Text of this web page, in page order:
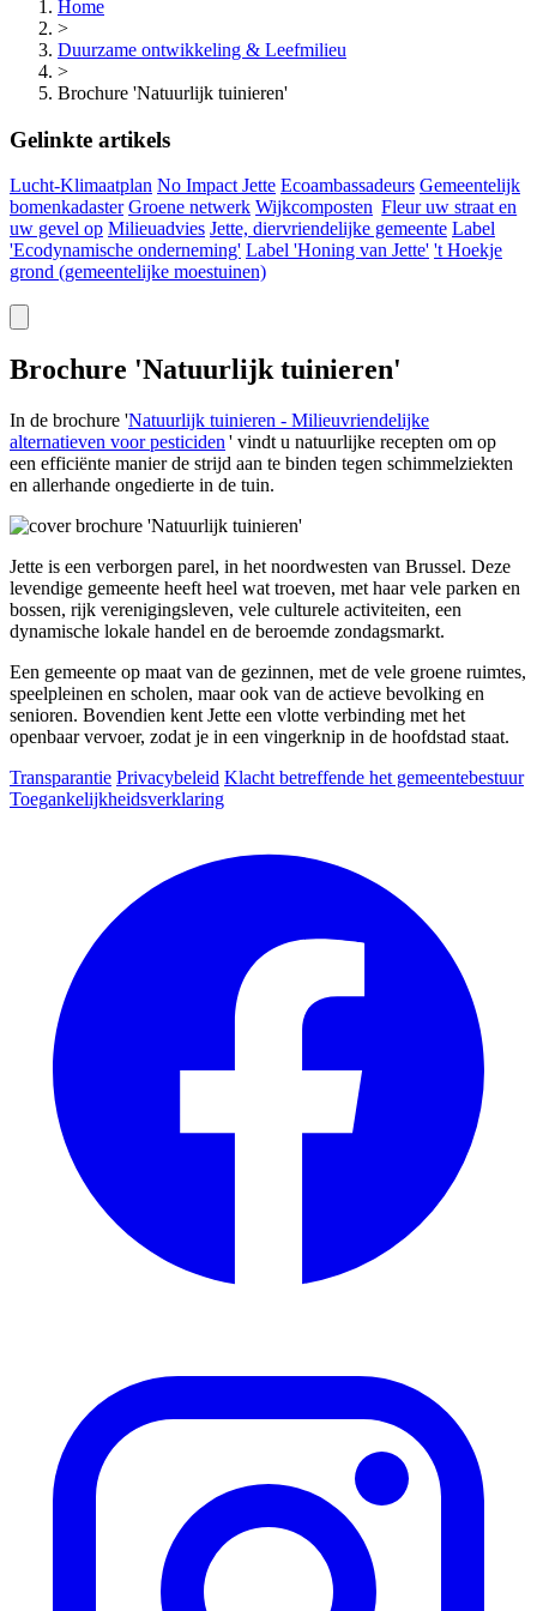
Home
>
Duurzame ontwikkeling & Leefmilieu
>
Brochure 'Natuurlijk tuinieren'
Gelinkte artikels
Lucht-Klimaatplan No Impact Jette Ecoambassadeurs Gemeentelijk
bomenkadaster Groene netwerk Wijkcomposten Fleur uw straat en
uw gevel op Milieuadvies Jette, diervriendelijke gemeente Label
'Ecodynamische onderneming' Label 'Honing van Jette' 't Hoekje
grond (gemeentelijke moestuinen)
Brochure 'Natuurlijk tuinieren'
In de brochure 'Natuurlijk tuinieren - Milieuvriendelijke
alternatieven voorpesticiden ' vindt u natuurlijke recepten om op
een efficiënte manier de strijd aan te binden tegen schimmelziekten
en allerhande ongedierte in de tuin.
Image
Jette is een verborgen parel, in het noordwesten van Brussel. Deze
levendige gemeente heeft heel wat troeven, met haar vele parken en
bossen, rijk verenigingsleven, vele culturele activiteiten, een
dynamische lokale handel en de beroemde zondagsmarkt.
Een gemeente op maat van de gezinnen, met de vele groene ruimtes,
speelpleinen en scholen, maar ook van de actieve bevolking en
senioren. Bovendien kent Jette een vlotte verbinding met het
openbaar vervoer, zodat je in een vingerknip in de hoofdstad staat.
Transparantie Privacybeleid Klacht betreffende het gemeentebestuur
Toegankelijkheidsverklaring